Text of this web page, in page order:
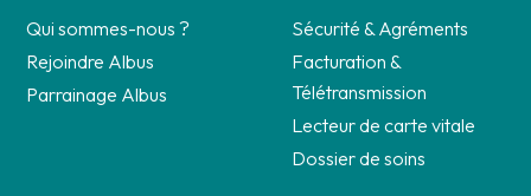
Qui sommes-nous ?
Rejoindre Albus
Parrainage Albus
Sécurité & Agréments
Facturation &
Télétransmission
Lecteur de carte vitale
Dossier de soins